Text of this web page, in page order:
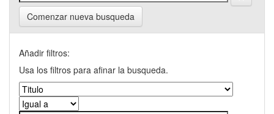
Comenzar nueva busqueda
Añadir filtros:
Usa los filtros para afinar la busqueda.